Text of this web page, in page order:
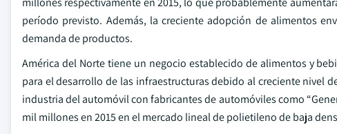
período previsto. Además, la creciente adopción de alimentos
demanda de productos.
América del Norte tiene un negocio establecido de alimentos y
para el desarrollo de las infraestructuras debido al creciente nivel
industria del automóvil con fabricantes de automóviles como
mil millones en 2015 en el mercado lineal de polietileno de baja